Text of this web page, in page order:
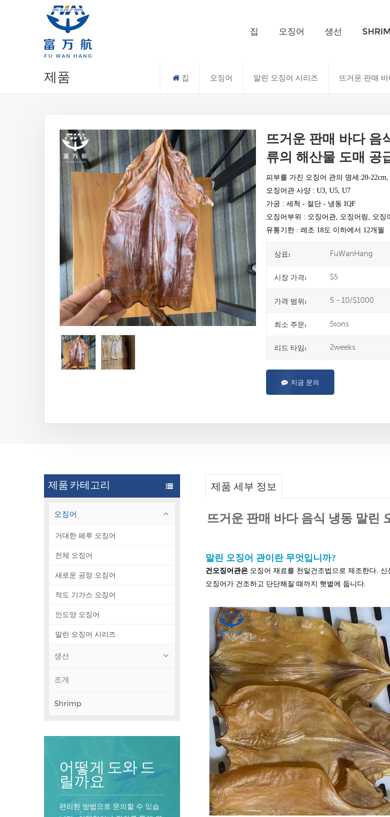
집 오징어 생선
제품 집 오징어 말린 오징어 시리즈 뜨거운 판매
뜨거운 판매 바다 음
류의 해산물 도매 공
피부를 가진 오징어 관의 명세:20-
오징어관 사양 : U3, U5, U7
가공 : 세척 - 절단 - 냉동 IQF
오징어부위 : 오징어관, 오징어링, 오징
유통기한 : 레조 18도 이하에서 12개월
상표: FuWanHang
시장 가격: $5
가격 범위: 5 - 10/$1000
최소 주문: 5tons
리드 타임: 2weeks
지금 문의
제품 카테고리
오징어
거대한 페루 오징어
전체 오징어
새로운 공정 오징어
적도 기가스 오징어
인도양 오징어
말린 오징어 시리즈
생선
조개
Shrimp
어떻게 도와 드
릴까요
편리한 방법으로 문의할 수 있습
제품 세부 정보
뜨거운 판매 바다 음식 냉동 말린
말린 오징어 관이란 무엇입니까?
건오징어관은 오징어 재료를 천일건조법으로 제조한다.
오징어가 건조하고 단단해질 때까지 햇볕에 둡니다.